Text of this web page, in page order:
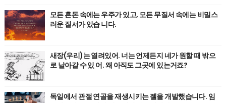
모든 혼돈 속에는 우주가 있고, 모든 무질서 속에는 비밀스
러운 질서가 있습 니다.
새장(우리)는 열려있어. 너는 언제든지 네가 원할 때 밖으
로 날아갈 수 있 어. 왜 아직도 그곳에 있는거죠?
독일에서 관절 연골을 재생시키는 젤을 개발했습니다. 임